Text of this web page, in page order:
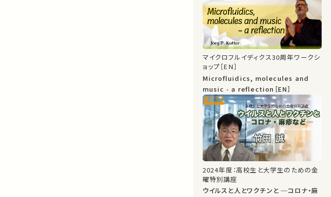
マイクロフルイディクス30周年ワークシ
ョップ［EN］
Microfluidics, molecules and
music - a reflection［EN］
2024年度：高校生と大学生のための金
曜特別講座
ウイルスと人とワクチンと ─コロナ・麻